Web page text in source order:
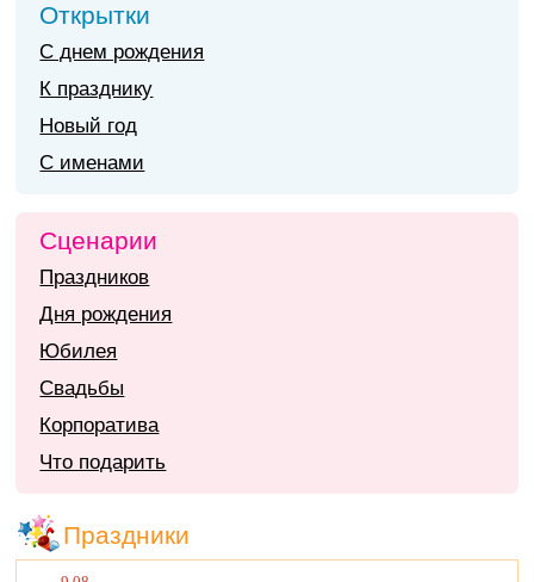
Открытки
С днем рождения
К празднику
Новый год
С именами
Сценарии
Праздников
Дня рождения
Юбилея
Свадьбы
Корпоратива
Что подарить
Праздники